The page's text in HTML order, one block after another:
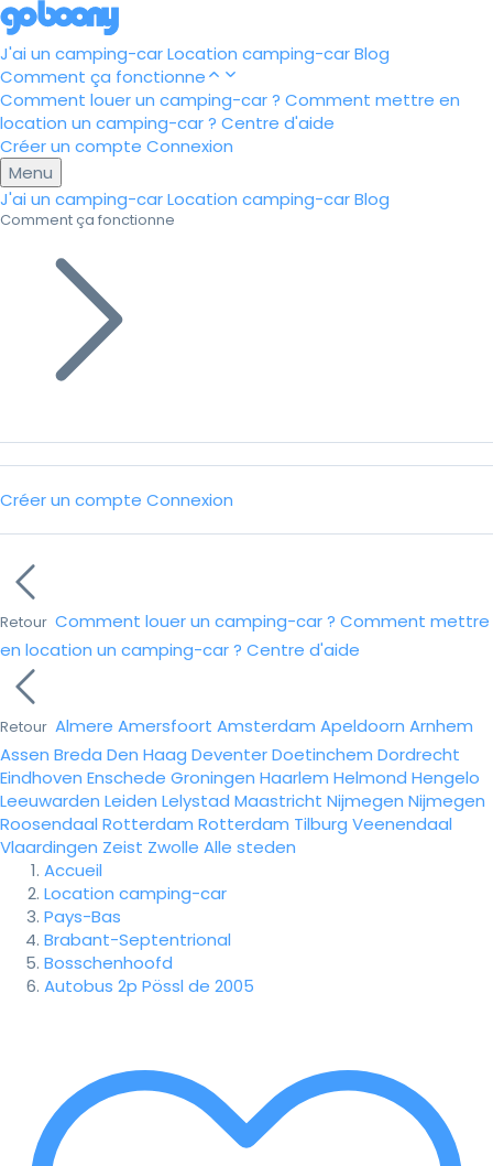
J'ai un camping-carLocation camping-carBlog
Comment ça fonctionne
Comment louer un camping-car ? Comment mettre en
location un camping-car ? Centre d'aide
Créer un compte Connexion
Menu
J'ai un camping-carLocation camping-carBlog
Comment ça fonctionne
Créer un compte Connexion
Retour Comment louer un camping-car ? Comment mettre
en location un camping-car ? Centre d'aide
Retour Almere Amersfoort Amsterdam Apeldoorn Arnhem
Assen Breda Den Haag DeventerDoetinchem Dordrecht
Eindhoven Enschede Groningen Haarlem Helmond Hengelo
Leeuwarden Leiden Lelystad Maastricht Nijmegen Nijmegen
Roosendaal Rotterdam Rotterdam Tilburg Veenendaal
Vlaardingen Zeist Zwolle Alle steden
Accueil
Location camping-car
Pays-Bas
Brabant-Septentrional
Bosschenhoofd
Autobus 2p Pössl de 2005